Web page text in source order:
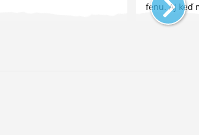
fenu. Aj keď
nechce v